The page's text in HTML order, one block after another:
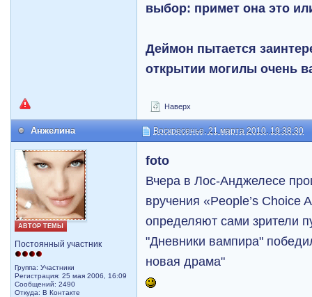
выбор: примет она это
Деймон пытается
открытии могилы очень
Наверх
Анжелина Воскресенье, 21 марта 2010, 19:38:30
АВТОР ТЕМЫ
Постоянный участник
Группа: Участники
Регистрация: 25 мая 2006, 16:09
Сообщений: 2490
Откуда: В Контакте
foto
Вчера в Лос-Анджелесе
вручения «People’s Choice
определяют сами зрители
"Дневники вампира"
новая драма"